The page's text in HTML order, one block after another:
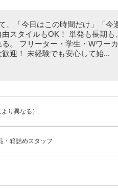
、「今日はこの時間だけ」「今
スタイルもOK！ 単発も長期も
。 フリーター・学生・Wワー
歓迎！ 未経験でも安心して始...
り異なる）
・箱詰めスタッフ